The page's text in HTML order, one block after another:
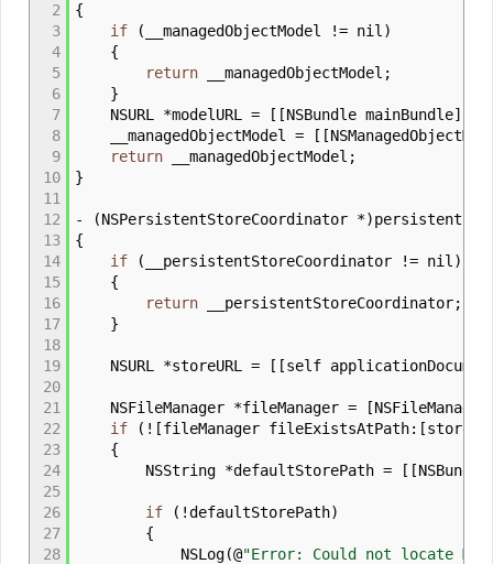
2
3
4
5
6
7
8
9
10
11
12
13
14
15
16
17
18
19
20
21
22
23
24
25
26
27
28
{
if
( __managedObjectModel != nil )
{
return __managedObjectModel ;
}
NSURL *modelURL = [ [NSBundle mainBundle]
__managedObjectModel = [ [
return __managedObjectModel ;
}
- (NSPersistentStoreCoordinator *)
{
if
( __persistentStoreCoordinator != nil )
{
return __persistentStoreCoordinator;
}
NSURL *storeURL = [ [self
NSFileManager *fileManager = [
if
( ! [fileManager fileExistsAtPath: [
{
NSString *defaultStorePath = [ [
if ( !defaultStorePath)
{
NSLog(@"Error: Could not locate